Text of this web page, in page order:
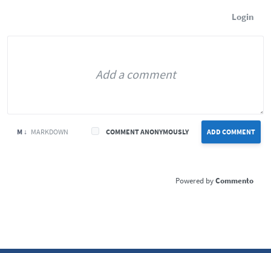
Login
ADD COMMENT
COMMENT ANONYMOUSLY
M ↓ MARKDOWN
Commento